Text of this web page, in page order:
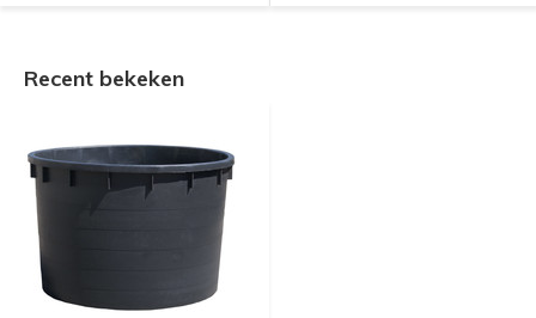
Recent bekeken